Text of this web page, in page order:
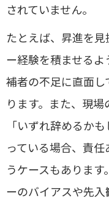
されていません。
たとえば、昇進を
ー経験を積ませる
補者の不足に直面
ります。また、現
「いずれ辞めるか
っている場合、責
うケースもありま
ーのバイアスや先